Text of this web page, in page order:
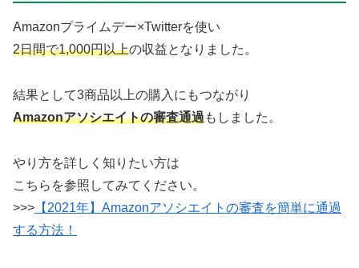
Amazonプライムデー×Twitterを使い
2日間で1,000円以上の収益となりました。
結果として3商品以上の購入にもつながり
Amazonアソシエイトの審査通過もしました。
やり方を詳しく知りたい方は
こちらを参照してみてください。
>>> 【2021年】Amazonアソシエイトの審査を簡単に通過
する方法！